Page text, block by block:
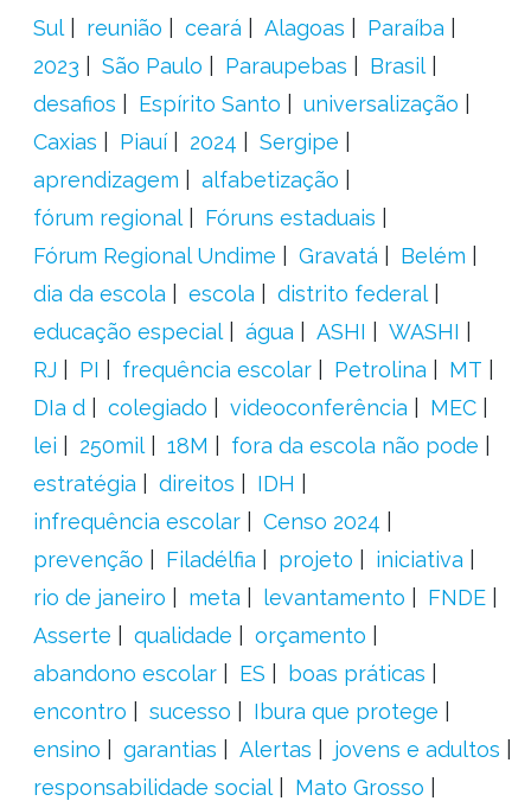
Sul
reunião ceará Alagoas
Paraíba
2023
São Paulo Paraupebas
Brasil
desafios
Espírito Santo
universalização
Caxias
Piauí 2024
Sergipe
aprendizagem
alfabetização
fórum regional
Fóruns estaduais
Fórum Regional Undime
Gravatá
Belém
dia da escola
escola
distrito federal
educação especial
água ASHI
WASHI
RJ
PI frequência escolar Petrolina
MT
DIa d
colegiado videoconferência
MEC
lei
250mil 18M
fora da escola não pode
estratégia
direitos
IDH
infrequência escolar
Censo 2024
prevenção
Filadélfia projeto
iniciativa
rio de janeiro
meta levantamento
FNDE
Asserte
qualidade
orçamento
abandono escolar
ES
boas práticas
encontro
sucesso
Ibura que protege
ensino
garantias Alertas
jovens e adultos
responsabilidade social
Mato Grosso